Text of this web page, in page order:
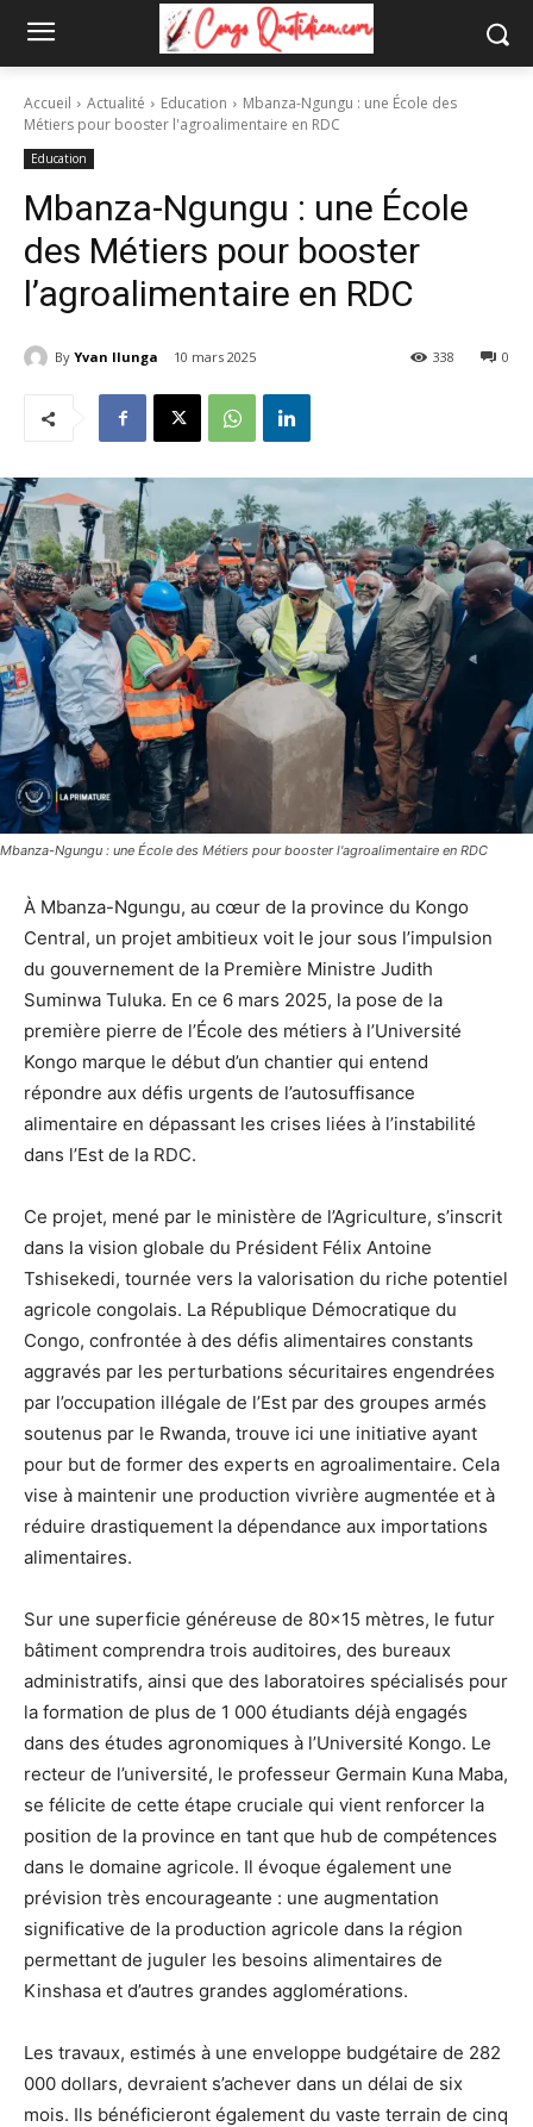
Accueil Actualité Education
Mbanza-Ngungu : une École des
Métiers pour booster l'agroalimentaire en RDC
Education
Mbanza-Ngungu : une École
des Métiers pour booster
l’agroalimentaire en RDC
By Yvan Ilunga 10 mars 2025 0
338
Mbanza-Ngungu : une École des Métiers pour booster l'agroalimentaire en RDC
À Mbanza-Ngungu, au cœur de la province du Kongo
Central, un projet ambitieux voit le jour sous l’impulsion
du gouvernement de la Première Ministre Judith
Suminwa Tuluka. En ce 6 mars 2025, la pose de la
première pierre de l’École des métiers à l’Université
Kongo marque le début d’un chantier qui entend
répondre aux défis urgents de l’autosuffisance
alimentaire en dépassant les crises liées à l’instabilité
dans l’Est de la RDC.
Ce projet, mené par le ministère de l’Agriculture, s’inscrit
dans la vision globale du Président Félix Antoine
Tshisekedi, tournée vers la valorisation du riche potentiel
agricole congolais. La République Démocratique du
Congo, confrontée à des défis alimentaires constants
aggravés par les perturbations sécuritaires engendrées
par l’occupation illégale de l’Est par des groupes armés
soutenus par le Rwanda, trouve ici une initiative ayant
pour but de former des experts en agroalimentaire. Cela
vise à maintenir une production vivrière augmentée et à
réduire drastiquement la dépendance aux importations
alimentaires.
Sur une superficie généreuse de 80×15 mètres, le futur
bâtiment comprendra trois auditoires, des bureaux
administratifs, ainsi que des laboratoires spécialisés pour
la formation de plus de 1 000 étudiants déjà engagés
dans des études agronomiques à l’Université Kongo. Le
recteur de l’université, le professeur Germain Kuna Maba,
se félicite de cette étape cruciale qui vient renforcer la
position de la province en tant que hub de compétences
dans le domaine agricole. Il évoque également une
prévision très encourageante : une augmentation
significative de la production agricole dans la région
permettant de juguler les besoins alimentaires de
Kinshasa et d’autres grandes agglomérations.
Les travaux, estimés à une enveloppe budgétaire de 282
000 dollars, devraient s’achever dans un délai de six
mois. Ils bénéficieront également du vaste terrain de cinq